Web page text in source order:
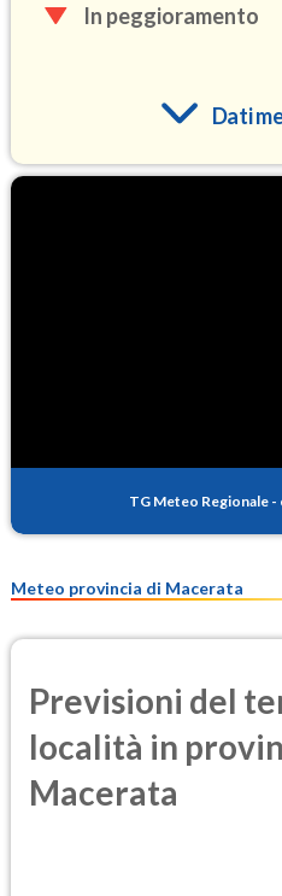
In peggioramento
Dati
PM25
TG Meteo Regionale -
Meteo provincia di Macerata
Previsioni del
località in
Macerata